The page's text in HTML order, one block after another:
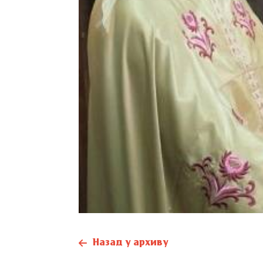
Назад у архиву